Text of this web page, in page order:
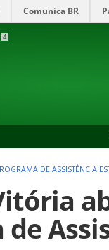
Comunica BR
4
DE ASSISTÊNCIA
de